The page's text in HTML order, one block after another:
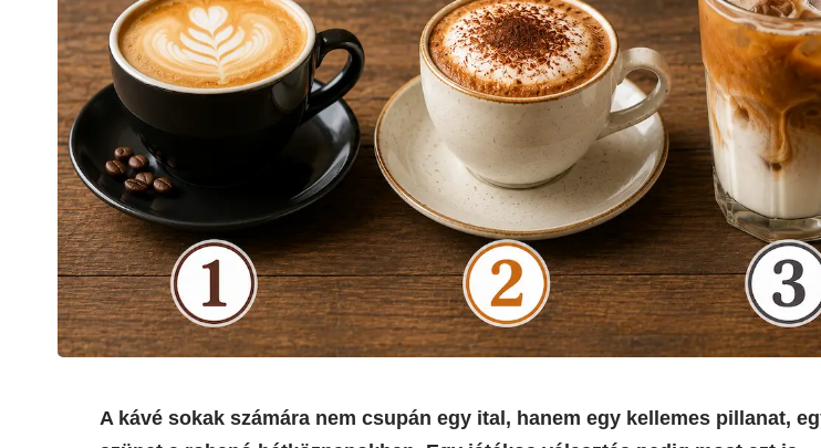
A kávé sokak számára nem csupán egy ital, hanem egy kellemes pillanat,